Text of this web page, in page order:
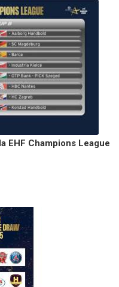
EHF Champions League